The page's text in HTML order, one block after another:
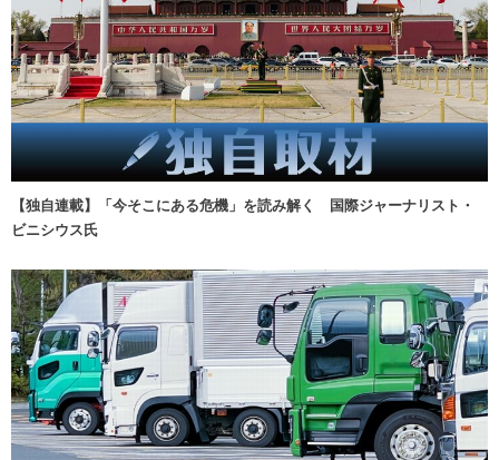
【独自連載】「今そこにある危機」を読み解く 国際ジャーナリスト・
ビニシウス氏